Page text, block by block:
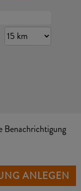
Benachrichtigung
ANLEGEN